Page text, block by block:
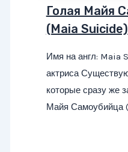
Голая Майя
(Maia Suicide)
Имя на англ: Maia
актриса
которые сразу же
Майя Самоубийца